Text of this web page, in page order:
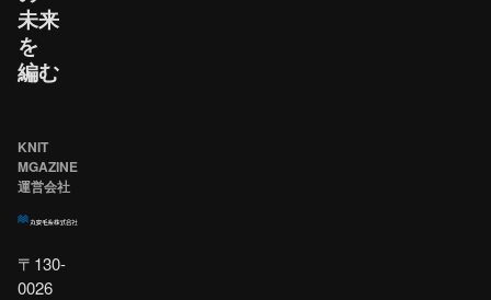
未来
を​
編む
KNIT
MGAZINE
運営会社
〒130-
0026